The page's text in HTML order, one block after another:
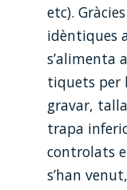
etc).
idèntiques
s’alimenta
tiquets per
gravar,
trapa
controlats
s’han